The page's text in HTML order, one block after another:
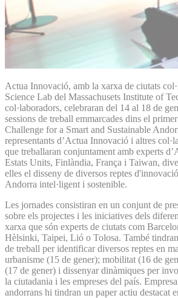
Actua Innovació, amb la xarxa de ciutats
Science Lab del Massachusets Institute of
col·laboradors, celebraran del 14 al 18 de
sessions de treball emmarcades dins el
Challenge for a Smart and Sustainable
representants d’Actua Innovació i altres
que treballaran conjuntament amb experts
Estats Units, Finlàndia, França i Taiwan,
elles el disseny de diversos reptes
Andorra intel·ligent i sostenible.
Les jornades consistiran en un conjunt de
sobre els projectes i les iniciatives dels
xarxa que són experts de ciutats com
Hèlsinki, Taipei, Lió o Tolosa. També
de treball per identificar diversos reptes en
urbanisme (15 de gener); mobilitat (16 de
(17 de gener) i dissenyar dinàmiques per
la ciutadania i les empreses del país.
andorrans hi tindran un paper actiu destacat